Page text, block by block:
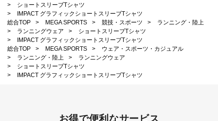
>
ショートスリーブTシャツ
>
IMPACT グラフィックショートスリーブTシャツ
総合TOP
> MEGA SPORTS > 競技・スポーツ >
ランニング・陸上
>
ランニングウェア >
ショートスリーブTシャツ
>
IMPACT グラフィックショートスリーブTシャツ
総合TOP
> MEGA SPORTS >
ウェア・スポーツ・カジュアル
>
ランニング・陸上 >
ランニングウェア
>
ショートスリーブTシャツ
>
IMPACT グラフィックショートスリーブTシャツ
お得で便利なサービス